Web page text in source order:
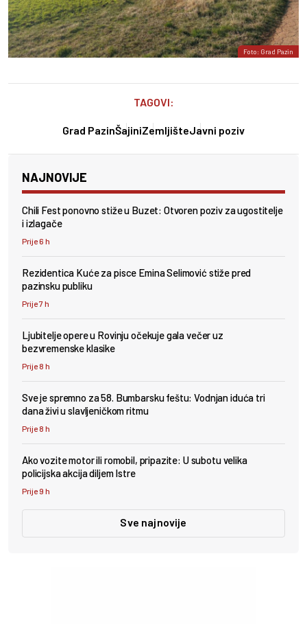
Foto: Grad Pazin
TAGOVI:
Grad PazinŠajiniZemljišteJavni poziv
NAJNOVIJE
Chili Fest ponovno stiže u Buzet: Otvoren poziv za ugostitelje
i izlagače
Prije 6 h
Rezidentica Kuće za pisce Emina Selimović stiže pred
pazinsku publiku
Prije 7 h
Ljubitelje opere u Rovinju očekuje gala večer uz
bezvremenske klasike
Prije 8 h
Sve je spremno za 58. Bumbarsku feštu: Vodnjan iduća tri
dana živi u slavljeničkom ritmu
Prije 8 h
Ako vozite motor ili romobil, pripazite: U subotu velika
policijska akcija diljem Istre
Prije 9 h
Sve najnovije